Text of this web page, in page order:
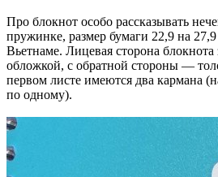
Про блокнот особо рассказывать
пружинке, размер бумаги 22,9 на
Вьетнаме. Лицевая сторона блокнота
обложкой, с обратной стороны —
первом листе имеются два кармана
по одному).